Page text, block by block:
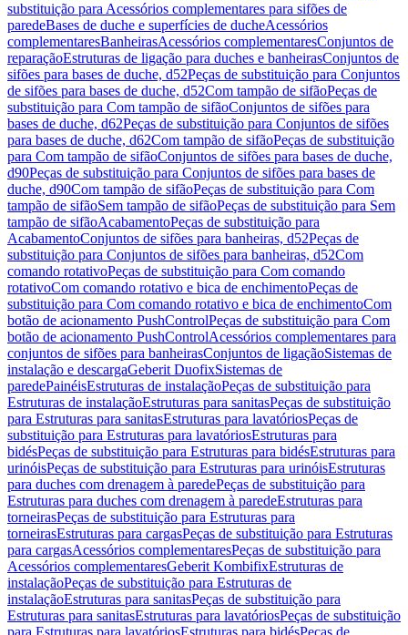
substituição para Acessórios complementares para sifões de
paredeBases de duche e superfícies de ducheAcessórios
complementaresBanheirasAcessórios complementaresConjuntos de
reparaçãoEstruturas de ligação para duches e banheirasConjuntos de
sifões para bases de duche, d52Peças de substituição para Conjuntos
de sifões para bases de duche, d52Com tampão de sifãoPeças de
substituição para Com tampão de sifãoConjuntos de sifões para
bases de duche, d62Peças de substituição para Conjuntos de sifões
para bases de duche, d62Com tampão de sifãoPeças de substituição
para Com tampão de sifãoConjuntos de sifões para bases de duche,
d90Peças de substituição para Conjuntos de sifões para bases de
duche, d90Com tampão de sifãoPeças de substituição para Com
tampão de sifãoSem tampão de sifãoPeças de substituição para Sem
tampão de sifãoAcabamentoPeças de substituição para
AcabamentoConjuntos de sifões para banheiras, d52Peças de
substituição para Conjuntos de sifões para banheiras, d52Com
comando rotativoPeças de substituição para Com comando
rotativoCom comando rotativo e bica de enchimentoPeças de
substituição para Com comando rotativo e bica de enchimentoCom
botão de acionamento PushControlPeças de substituição para Com
botão de acionamento PushControlAcessórios complementares para
conjuntos de sifões para banheirasConjuntos de ligaçãoSistemas de
instalação e descargaGeberit DuofixSistemas de
paredePainéisEstruturas de instalaçãoPeças de substituição para
Estruturas de instalaçãoEstruturas para sanitasPeças de substituição
para Estruturas para sanitasEstruturas para lavatóriosPeças de
substituição para Estruturas para lavatóriosEstruturas para
bidésPeças de substituição para Estruturas para bidésEstruturas para
urinóisPeças de substituição para Estruturas para urinóisEstruturas
para duches com drenagem à paredePeças de substituição para
Estruturas para duches com drenagem à paredeEstruturas para
torneirasPeças de substituição para Estruturas para
torneirasEstruturas para cargasPeças de substituição para Estruturas
para cargasAcessórios complementaresPeças de substituição para
Acessórios complementaresGeberit KombifixEstruturas de
instalaçãoPeças de substituição para Estruturas de
instalaçãoEstruturas para sanitasPeças de substituição para
Estruturas para sanitasEstruturas para lavatóriosPeças de substituição
para Estruturas para lavatóriosEstruturas para bidésPeças de